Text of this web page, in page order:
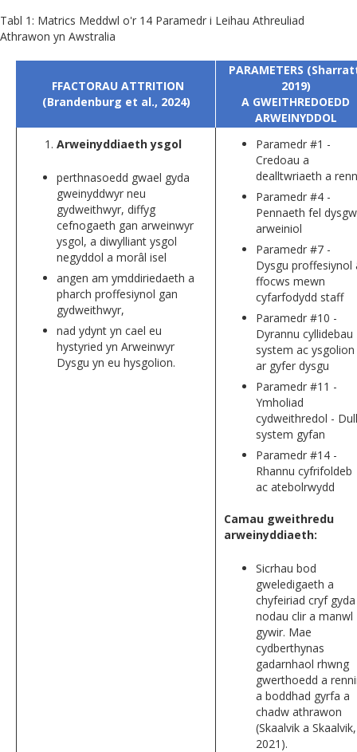
Tabl 1: Matrics Meddwl o'r 14 Paramedr i Leihau Athreuliad
Athrawon yn Awstralia
FFACTORAU ATTRITION
(Brandenburg et al., 2024)
PARAMETERS
2019)
A GWEITHREDOEDD
ARWEINYDDOL
Arweinyddiaeth ysgol
perthnasoedd gwael gyda
gweinyddwyr neu
gydweithwyr, diffyg
cefnogaeth gan arweinwyr
ysgol, a diwylliant ysgol
negyddol a morâl isel
angen am ymddiriedaeth a
pharch proffesiynol gan
gydweithwyr,
nad ydynt yn cael eu
hystyried yn Arweinwyr
Dysgu yn eu hysgolion.
Paramedr #1 -
Credoau a
dealltwriaeth a
Paramedr #4 -
Pennaeth fel
arweiniol
Paramedr #7 -
Dysgu proffesiynol
ffocws mewn
cyfarfodydd staff
Paramedr #10 -
Dyrannu cyllidebau
system ac ysgolion
ar gyfer dysgu
Paramedr #11 -
Ymholiad
cydweithredol - Dull
system gyfan
Paramedr #14 -
Rhannu cyfrifoldeb
ac atebolrwydd
Camau gweithredu
arweinyddiaeth:
Sicrhau bod
gweledigaeth a
chyfeiriad cryf gyda
nodau clir a manwl
gywir. Mae
cydberthynas
gadarnhaol rhwng
gwerthoedd a
a boddhad gyrfa a
chadw athrawon
(Skaalvik a Skaalvik,
2021).